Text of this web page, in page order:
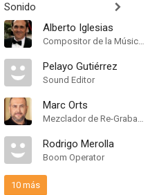
Sonido
Alberto Iglesias
Compositor de la Música Original, Conductor
Pelayo Gutiérrez
Sound Editor
Marc Orts
Mezclador de Re-Grabación de Sonido
Rodrigo Merolla
Boom Operator
10 más